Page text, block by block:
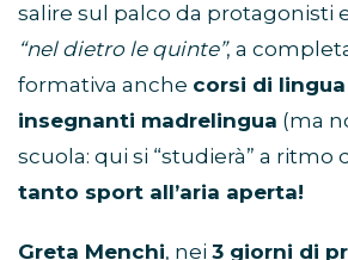
salire sul palco da protagonisti
“nel dietro le quinte”, a
formativa anche corsi di
insegnanti madrelingua (ma
scuola: qui si “studierà” a ritmo
tanto sport all’aria aperta!
Greta Menchi, nei 3 giorni di